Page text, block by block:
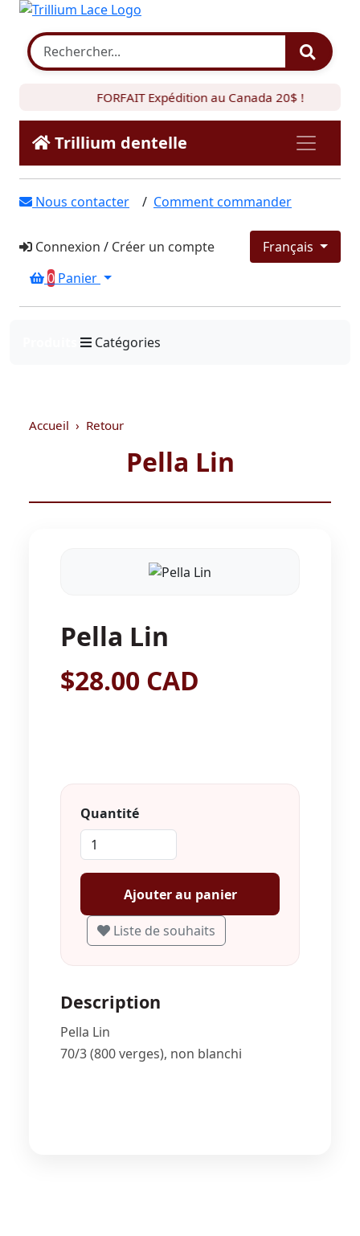
FORFAIT Expédition au Canada 20$ !
Trillium dentelle
Nous contacter / Comment commander
Connexion / Créer un compte
Français
0 Panier
Catégories
Accueil Retour
Pella Lin
Pella Lin
$28.00 CAD
Quantité
Ajouter au panier
Liste de souhaits
Description
Pella Lin
70/3 (800 verges), non blanchi